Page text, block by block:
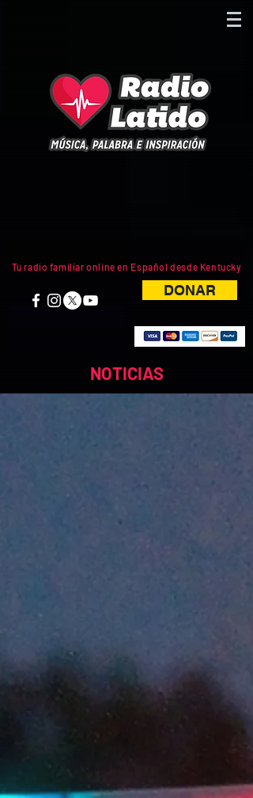
Tu radio familiar online en Español desde Kentucky
DONAR
NOTICIAS